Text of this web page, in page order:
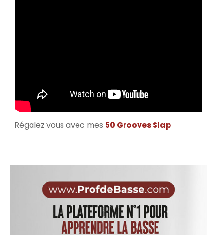
Régalez vous avec mes 50 Grooves Slap